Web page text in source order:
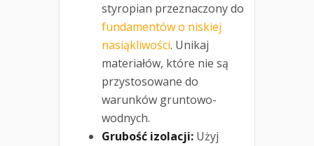
styropian przeznaczony do
fundamentów o niskiej
nasiąkliwości. Unikaj
materiałów, które nie są
przystosowane do
warunków gruntowo-
wodnych.
Grubość izolacji: Użyj